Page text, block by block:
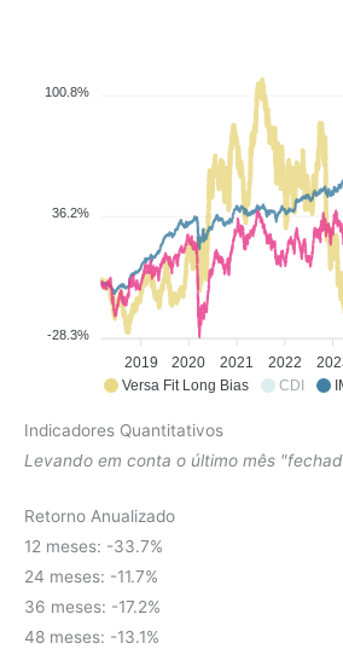
Versa Fit Long Bias CDI
100.8%
36.2%
-28.3%
2019 2020 2021 2022
Indicadores Quantitativos
Levando em conta o último mês
Retorno Anualizado
12 meses: -33.7%
24 meses: -11.7%
36 meses: -17.2%
48 meses: -13.1%